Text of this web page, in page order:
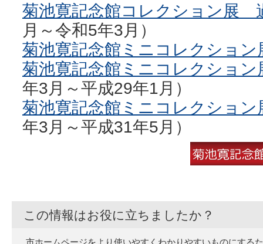
菊池寛記念館コレクション展
月～令和5年3月）
菊池寛記念館ミニコレクション
菊池寛記念館ミニコレクショ
年3月～平成29年1月）
菊池寛記念館ミニコレクショ
年3月～平成31年5月）
この情報はお役に立ちましたか？
市ホームページをより使いやすくわかりやすいものにする